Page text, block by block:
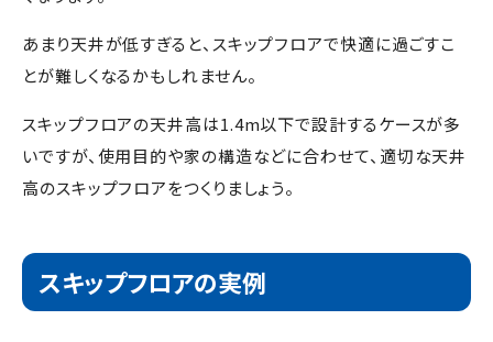
あまり天井が低すぎると、スキップフロアで快適に過ごすこ
とが難しくなるかもしれません。
スキップフロアの天井高は1.4m以下で設計するケースが多
いですが、使用目的や家の構造などに合わせて、適切な天井
高のスキップフロアをつくりましょう。
スキップフロアの実例